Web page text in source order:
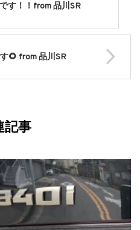
す！！from 品川SR
🌻 from 品川SR
記事